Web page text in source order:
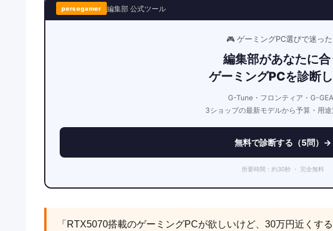
persogamer 編集部 公式ツール
🎮 ゲーミングPC選びで迷った
編集部があなたに合
ゲーミングPCを診断
G-Tune・フロンティア・G-
3ショップの最新モデルから予算・用
無料で診断する（5問）→
所要時間：約30秒 ・ 完全無料
「RTX5070搭載のゲーミングPCが欲しいけど、30万円近くす